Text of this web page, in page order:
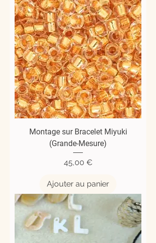
Montage sur Bracelet Miyuki
(Grande-Mesure)
Prix
45,00 €
Ajouter au panier